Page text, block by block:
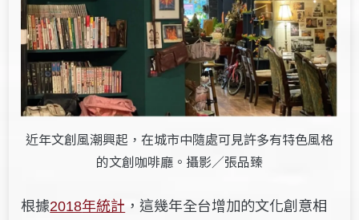
近年文創風潮興起，在城市中隨處可見許多有特色風格
的文創咖啡廳。攝影／張品臻
根據2018年統計 ，這幾年全台增加的文化創意相